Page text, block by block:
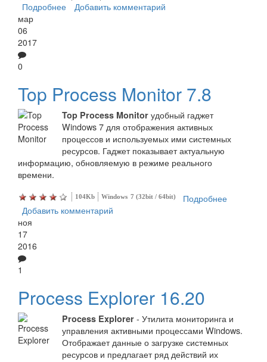
Подробнее о Process Lasso
Добавить комментарий
мар
06
2017
0
Top Process Monitor 7.8
Top Process Monitor удобный гаджет
Windows 7 для отображения активных
процессов и используемых ими системных
ресурсов. Гаджет показывает актуальную
информацию, обновляемую в режиме реального
времени.
104Kb Windows 7 (32bit / 64bit) Подробнее
Добавить комментарий
ноя
17
2016
1
Process Explorer 16.20
Process Explorer - Утилита мониторинга и
управления активными процессами Windows.
Отображает данные о загрузке системных
ресурсов и предлагает ряд действий их